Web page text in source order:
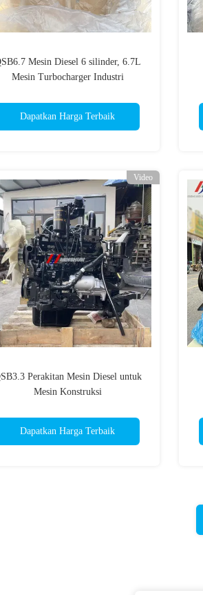
Mesin Diesel 6 silinder, 6.7L
Mesin Turbocharger Industri
Dapatkan Harga Terbaik
Video
Perakitan Mesin Diesel untuk
Mesin Konstruksi
Dapatkan Harga Terbaik